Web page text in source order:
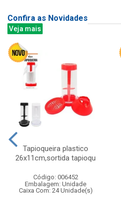
Confira as Novidades
Veja mais
Tapioqueira plastico
26x11cm,sortida tapioqu
Código: 006452
Embalagem: Unidade
Caixa Com: 24 Unidade(s)